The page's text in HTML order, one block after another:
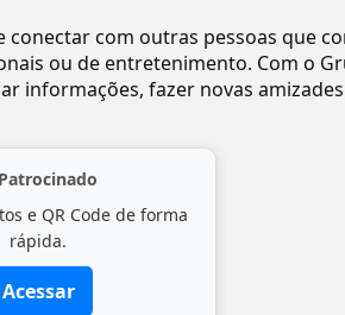
com outras pessoas que
ou de entretenimento. Com o
informações, fazer novas
e QR Code de forma
rápida.
Acessar